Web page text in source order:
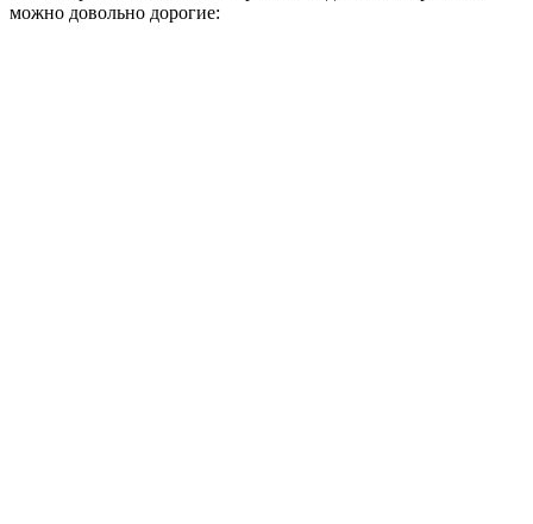
можно довольно дорогие: